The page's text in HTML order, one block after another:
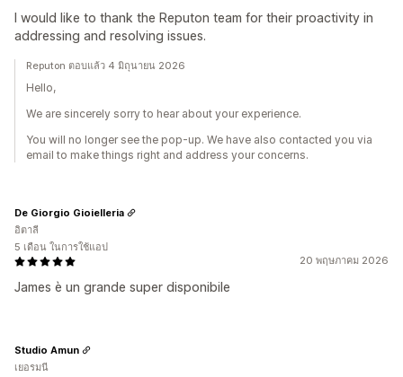
I would like to thank the Reputon team for their proactivity in
addressing and resolving issues.
Reputon ตอบแล้ว 4 มิถุนายน 2026
Hello,
We are sincerely sorry to hear about your experience.
You will no longer see the pop-up. We have also contacted you via
email to make things right and address your concerns.
20 พฤษภาคม 2026
James è un grande super disponibile
De Giorgio Gioielleria
อิตาลี
5 เดือน ในการใช้แอป
Studio Amun
เยอรมนี